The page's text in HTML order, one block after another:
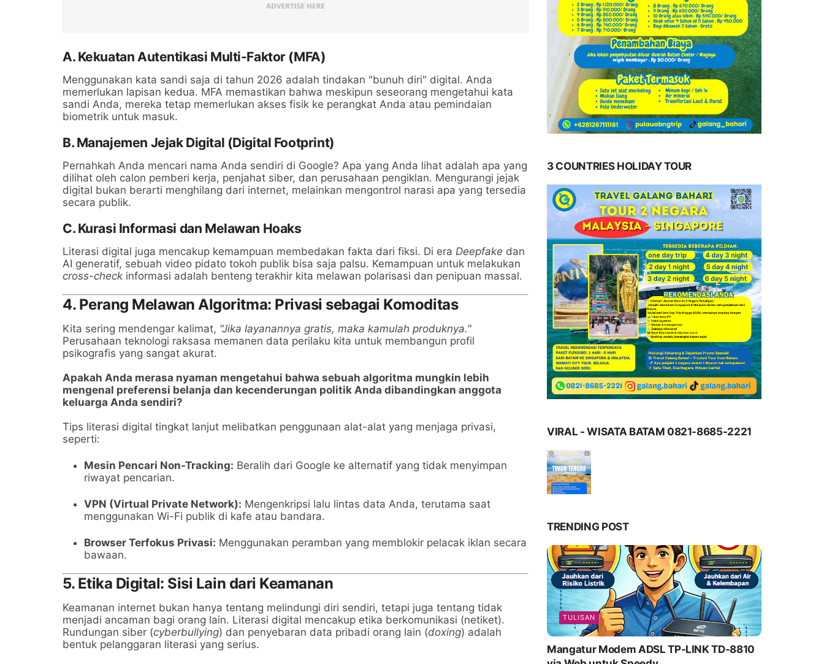
A. Kekuatan Autentikasi Multi-Faktor (MFA)
Menggunakan kata sandi saja di tahun 2026 adalah tindakan "bunuh diri" digital. Anda
memerlukan lapisan kedua. MFA memastikan bahwa meskipun seseorang mengetahui kata
sandi Anda, mereka tetap memerlukan akses fisik ke perangkat Anda atau pemindaian
biometrik untuk masuk.
B. Manajemen Jejak Digital (Digital Footprint)
Pernahkah Anda mencari nama Anda sendiri di Google? Apa yang Anda lihat adalah apa yang
dilihat oleh calon pemberi kerja, penjahat siber, dan perusahaan pengiklan. Mengurangi jejak
digital bukan berarti menghilang dari internet, melainkan mengontrol narasi apa yang tersedia
secara publik.
C. Kurasi Informasi dan Melawan Hoaks
Literasi digital juga mencakup kemampuan membedakan fakta dari fiksi. Di era Deepfake dan
AI generatif, sebuah video pidato tokoh publik bisa saja palsu. Kemampuan untuk melakukan
cross-check informasi adalah benteng terakhir kita melawan polarisasi dan penipuan massal.
4. Perang Melawan Algoritma: Privasi sebagai Komoditas
Kita sering mendengar kalimat, "Jika layanannya gratis, maka kamulah produknya."
Perusahaan teknologi raksasa memanen data perilaku kita untuk membangun profil
psikografis yang sangat akurat.
Apakah Anda merasa nyaman mengetahui bahwa sebuah algoritma mungkin lebih
mengenal preferensi belanja dan kecenderungan politik Anda dibandingkan anggota
keluarga Anda sendiri?
Tips literasi digital tingkat lanjut melibatkan penggunaan alat-alat yang menjaga privasi,
seperti:
Mesin Pencari Non-Tracking: Beralih dari Google ke alternatif yang tidak menyimpan
riwayat pencarian.
VPN (Virtual Private Network): Mengenkripsi lalu lintas data Anda, terutama saat
menggunakan Wi-Fi publik di kafe atau bandara.
Browser Terfokus Privasi: Menggunakan peramban yang memblokir pelacak iklan secara
bawaan.
5. Etika Digital: Sisi Lain dari Keamanan
Keamanan internet bukan hanya tentang melindungi diri sendiri, tetapi juga tentang tidak
menjadi ancaman bagi orang lain. Literasi digital mencakup etika berkomunikasi (netiket).
Rundungan siber (cyberbullying) dan penyebaran data pribadi orang lain (doxing) adalah
bentuk pelanggaran literasi yang serius.
3 COUNTRIES HOLIDAY TOUR
VIRAL - WISATA BATAM 0821-8685-2221
TRENDING POST
TULISAN
Mangatur Modem ADSL TP-LINK TD-8810